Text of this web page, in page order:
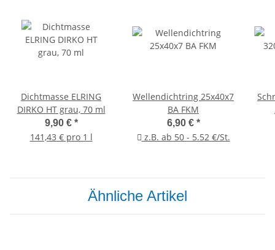
Dichtmasse ELRING
DIRKO HT grau, 70 ml
9,90 € *
141,43 € pro 1 l
Wellendichtring 25x40x7
BA FKM
6,90 € *
z.B. ab 50 - 5.52 €/St.
Ähnliche Artikel